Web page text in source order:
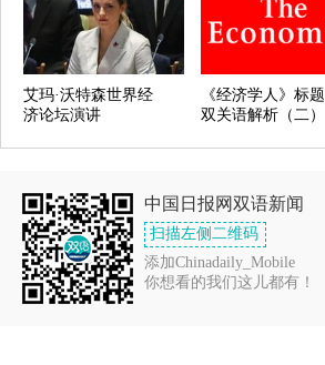
艾玛·沃特森世界经
济论坛演讲
《经济学人》标题
双关语解析（二）
中国日报网双语新闻
扫描左侧二维码
添加Chinadaily_Mobile
你想看的我们这儿都有！